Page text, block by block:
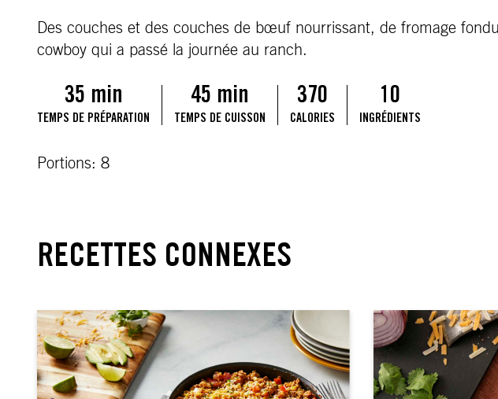
Des couches et des couches de bœuf nourrissant, de fromage
cowboy qui a passé la journée au ranch.
35 min
TEMPS DE PRÉPARATION
45 min
TEMPS DE CUISSON
370
CALORIES
10
INGRÉDIENTS
Portions: 8
RECETTES CONNEXES